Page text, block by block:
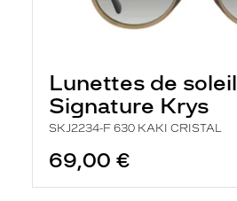
Lunettes de soleil
Signature Krys
SKJ2234-F 630 KAKI CRISTAL
69,00 €